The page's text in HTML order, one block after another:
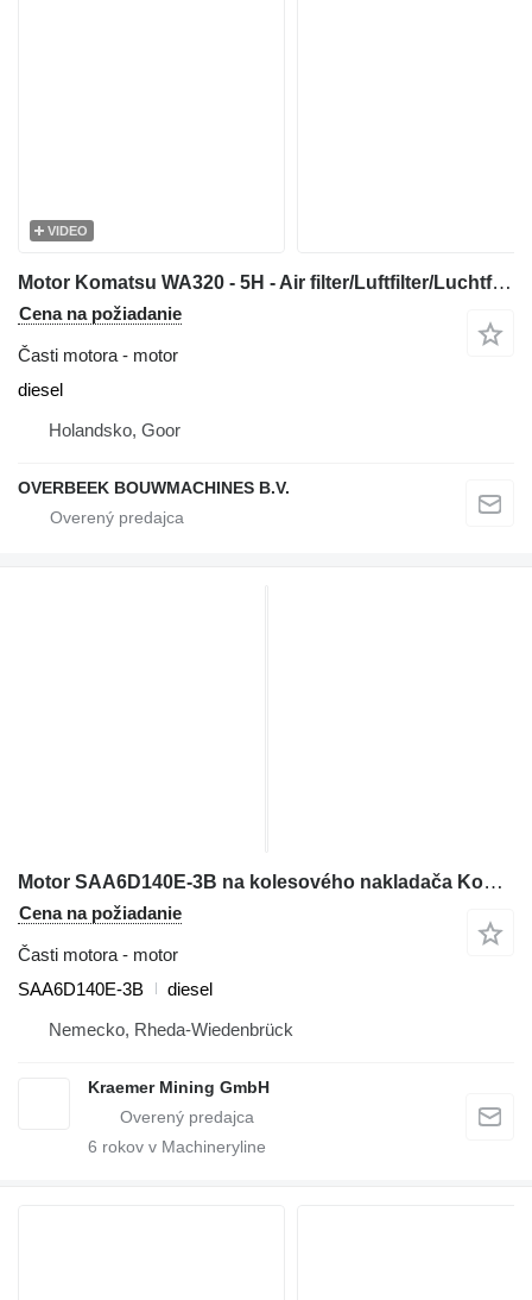
VIDEO
Motor Komatsu WA320 - 5H - Air filter/Luftfilter/Luchtfilter
Cena na požiadanie
Časti motora - motor
diesel
Holandsko, Goor
OVERBEEK BOUWMACHINES B.V.
Motor SAA6D140E-3B na kolesového nakladača Komatsu WA500-3 PC750-6 D155AX-6
Cena na požiadanie
Časti motora - motor
SAA6D140E-3B
diesel
Nemecko, Rheda-Wiedenbrück
Kraemer Mining GmbH
6 rokov v Machineryline